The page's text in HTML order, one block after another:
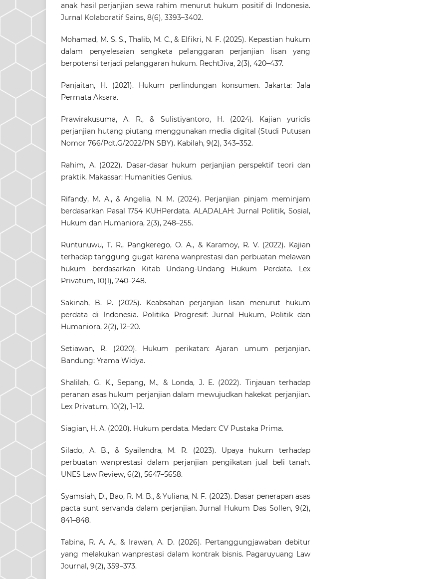
anak hasil perjanjian sewa rahim menurut hukum positif di Indonesia.
Jurnal Kolaboratif Sains, 8(6), 3393–3402.
Mohamad, M. S. S., Thalib, M. C., & Elfikri, N. F. (2025). Kepastian hukum
dalam penyelesaian sengketa pelanggaran perjanjian lisan yang
berpotensi terjadi pelanggaran hukum. RechtJiva, 2(3), 420–437.
Panjaitan, H. (2021). Hukum perlindungan konsumen. Jakarta: Jala
Permata Aksara.
Prawirakusuma, A. R., & Sulistiyantoro, H. (2024). Kajian yuridis
perjanjian hutang piutang menggunakan media digital (Studi Putusan
Nomor 766/Pdt.G/2022/PN SBY). Kabilah, 9(2), 343–352.
Rahim, A. (2022). Dasar-dasar hukum perjanjian perspektif teori dan
praktik. Makassar: Humanities Genius.
Rifandy, M. A., & Angelia, N. M. (2024). Perjanjian pinjam meminjam
berdasarkan Pasal 1754 KUHPerdata. ALADALAH: Jurnal Politik, Sosial,
Hukum dan Humaniora, 2(3), 248–255.
Runtunuwu, T. R., Pangkerego, O. A., & Karamoy, R. V. (2022). Kajian
terhadap tanggung gugat karena wanprestasi dan perbuatan melawan
hukum berdasarkan Kitab Undang-Undang Hukum Perdata. Lex
Privatum, 10(1), 240–248.
Sakinah, B. P. (2025). Keabsahan perjanjian lisan menurut hukum
perdata di Indonesia. Politika Progresif: Jurnal Hukum, Politik dan
Humaniora, 2(2), 12–20.
Setiawan, R. (2020). Hukum perikatan: Ajaran umum perjanjian.
Bandung: Yrama Widya.
Shalilah, G. K., Sepang, M., & Londa, J. E. (2022). Tinjauan terhadap
peranan asas hukum perjanjian dalam mewujudkan hakekat perjanjian.
Lex Privatum, 10(2), 1–12.
Siagian, H. A. (2020). Hukum perdata. Medan: CV Pustaka Prima.
Silado, A. B., & Syailendra, M. R. (2023). Upaya hukum terhadap
perbuatan wanprestasi dalam perjanjian pengikatan jual beli tanah.
UNES Law Review, 6(2), 5647–5658.
Syamsiah, D., Bao, R. M. B., & Yuliana, N. F. (2023). Dasar penerapan asas
pacta sunt servanda dalam perjanjian. Jurnal Hukum Das Sollen, 9(2),
841–848.
Tabina, R. A. A., & Irawan, A. D. (2026). Pertanggungjawaban debitur
yang melakukan wanprestasi dalam kontrak bisnis. Pagaruyuang Law
Journal, 9(2), 359–373.